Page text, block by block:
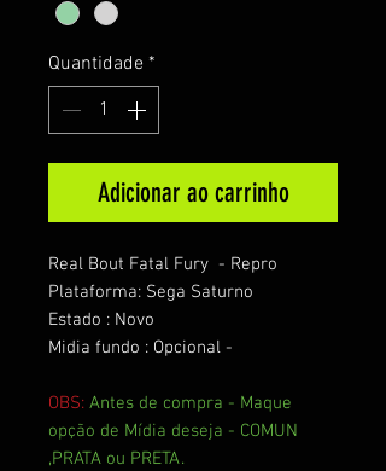
Quantidade *
Adicionar ao carrinho
Real Bout Fatal Fury - Repro
Plataforma: Sega Saturno
Estado : Novo
Midia fundo : Opcional -
OBS: Antes de compra - Maque
opção de Mídia deseja - COMUN
,PRATA ou PRETA.